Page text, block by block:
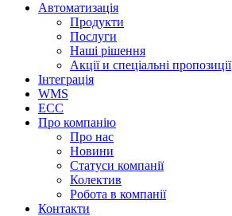
Автоматизація
Продукти
Послуги
Наші рішення
Акції и спеціальні пропозиції
Інтеграція
WMS
ECC
Про компанію
Про нас
Новини
Cтатуси компанії
Колектив
Робота в компанії
Контакти